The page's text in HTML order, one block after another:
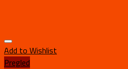
Add to Wishlist
Pregled